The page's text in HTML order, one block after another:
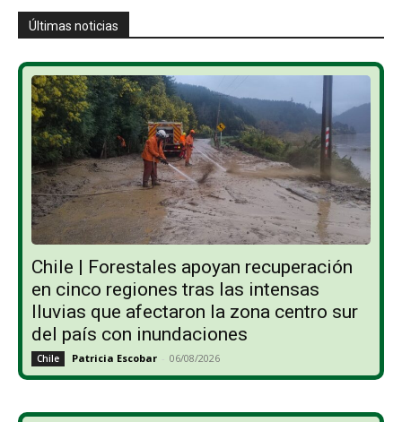
Últimas noticias
Chile | Forestales apoyan recuperación
en cinco regiones tras las intensas
lluvias que afectaron la zona centro sur
del país con inundaciones
Chile Patricia Escobar - 06/08/2026